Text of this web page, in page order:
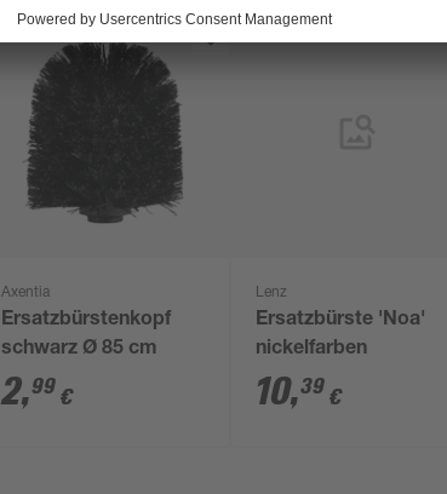
Axentia
Ersatzbürstenkopf
schwarz Ø 85 cm
2,99 €
Lenz
Ersatzbürste 'Noa'
nickelfarben
10,39 €